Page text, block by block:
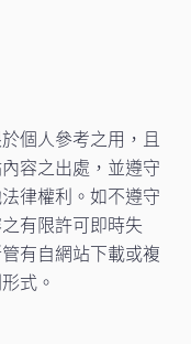
個人參考之用，且
容之出處，並遵守
律權利。如不遵守
有限許可即時失
有自網站下載或複
式。